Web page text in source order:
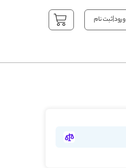
ورود|ثبت نام
YOUR CART